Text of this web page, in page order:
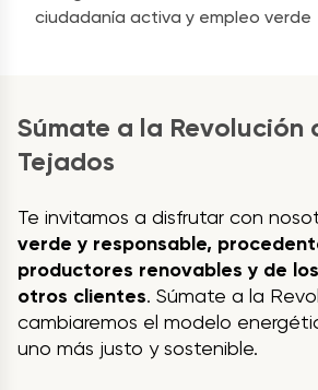
ciudadanía activa y empleo verde
Súmate a la Revolución
Tejados
Te invitamos a disfrutar con
verde y responsable,
productores renovables y de
otros clientes. Súmate a la
cambiaremos el modelo
uno más justo y sostenible.